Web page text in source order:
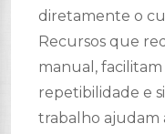
diretamente o
Recursos que
manual,
repetibilidade e
trabalho ajudam